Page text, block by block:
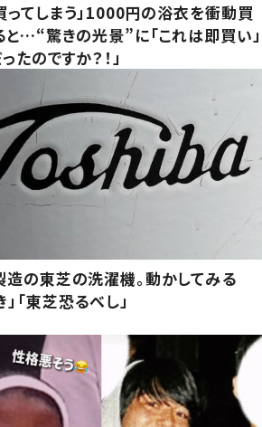
ってしまう」1000円の浴衣を衝動買
と…“驚きの光景”に「これは即買い」
たのですか？！」
の東芝の洗濯機。動かしてみる
「東芝恐るべし」